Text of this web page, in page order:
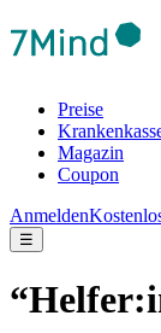
Preise
Magazin
Coupon
Anmelden
☰